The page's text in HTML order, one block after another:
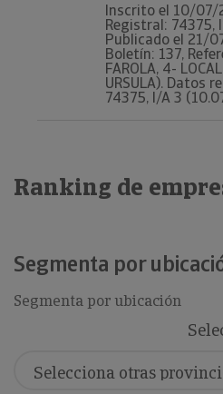
Inscrito el 10/07/
Registral: 74375,
Publicado el 21/
Boletín: 137,
FAROLA, 4-
URSULA). Datos
74375, I/A 3
Ranking de
Segmenta por
Segmenta por ubicación